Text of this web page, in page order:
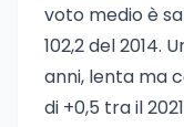
voto medio è
102,2 del 2014.
anni, lenta ma
di +0,5 tra il